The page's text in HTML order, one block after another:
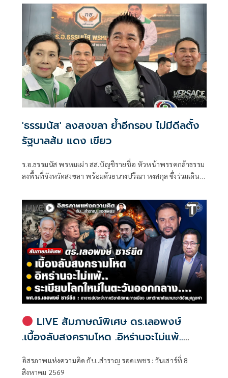
'ธรรมนัส' ลงสงขลา ย้ำอีกรอบ ไม่มีดีลตั้ง
รัฐบาลส้ม แดง เขียว
ร.อ.ธรรมนัส พรหมเผ่า สส.บัญชีรายชื่อ หัวหน้าพรรคกล้าธรรม
ลงพื้นที่จังหวัดสงขลา พร้อมด้วยนางปวีณา หงสกุล ซึ่งร่วมเดิน
ณ ที่ทำการนายเดชอิศม์ โดยมีการประชุมหารือแนวทางการ
ทำงานและขับเคลื่อนนโยบายในพื้นที่ ก่อนเดินทางต่อไปยัง
จังหวัดพัทลุง
LIVE สัมภาษณ์พิเศษ ดร.เลอพงษ์
.เบื้องลับสงครามโหด .อิหร่านจะไม่แพ้..
อิสรภาพแห่งความคิด กับ..สำราญ รอด
อิสรภาพแห่งความคิด กับ..สำราญ รอดเพชร : วันเสาร์ที่ 8
สิงหาคม 2569